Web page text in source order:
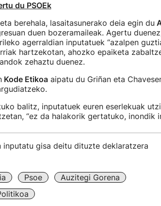
du PSOEk
berehala, lasaitasunerako deia egin du
duen bozeramaileak. Agertu
agerraldian inputatuek “azalpen
hartzekotan, ahozko epaiketa
zehaztu duenez.
Kode Etikoaaipatu du Griñan eta
balitz, inputatuek euren eserlekuak
“ez da halakorik gertatuko, inondik
inputatu gisa deitu dituzte deklaratzera
Psoe
Auzitegi Gorena